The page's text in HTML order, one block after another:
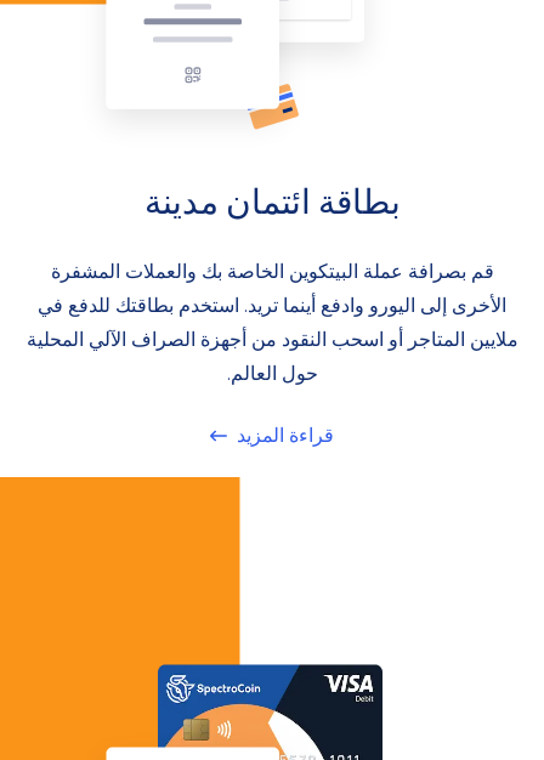
بطاقة ائتمان مدينة
قم بصرافة عملة البيتكوين الخاصة بك والعملات المشفرة
الأخرى إلى اليورو وادفع أينما تريد. استخدم بطاقتك للدفع في
ملايين المتاجر أو اسحب النقود من أجهزة الصراف الآلي المحلية
حول العالم.
قراءة المزيد